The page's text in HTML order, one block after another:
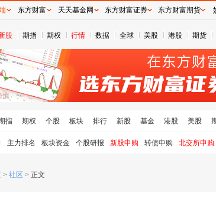
股 期指 期权 行情 数据 全球 美股 港股 期货
指 期权 个股 板块 排行 新股 基金 港股 美股
主力排名 板块资金 个股研报 新股申购 转债申购 北交所申购
> 社区 > 正文
东方财富 天天基金网 东方财富证券 东方财富期货